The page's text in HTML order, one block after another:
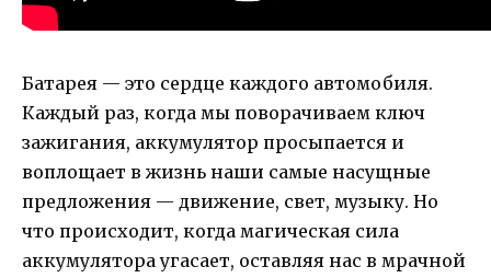
Батарея — это сердце каждого автомобиля.
Каждый раз, когда мы поворачиваем ключ
зажигания, аккумулятор просыпается и
воплощает в жизнь наши самые насущные
предложения — движение, свет, музыку. Но
что происходит, когда магическая сила
аккумулятора угасает, оставляя нас в мрачной